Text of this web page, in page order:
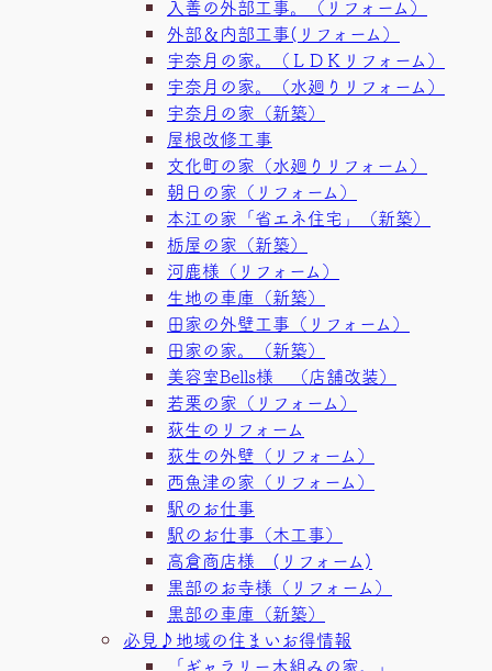
入善の外部工事。（リフォーム）
外部＆内部工事(リフォーム）
宇奈月の家。（ＬＤＫリフォーム）
宇奈月の家。（水廻りリフォーム）
宇奈月の家（新築）
屋根改修工事
文化町の家（水廻りリフォーム）
朝日の家（リフォーム）
本江の家「省エネ住宅」（新築）
栃屋の家（新築）
河鹿様（リフォーム）
生地の車庫（新築）
田家の外壁工事（リフォーム）
田家の家。（新築）
美容室Bells様 （店舗改装）
若栗の家（リフォーム）
荻生のリフォーム
荻生の外壁（リフォーム）
西魚津の家（リフォーム）
駅のお仕事
駅のお仕事（木工事）
高倉商店様 (リフォーム)
黒部のお寺様（リフォーム）
黒部の車庫（新築）
必見♪地域の住まいお得情報
「ギャラリー木組みの家。」